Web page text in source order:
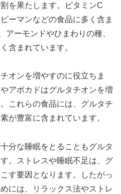
を果たします。ビタミンC
ーマンなどの食品に多く含ま
アーモンドやひまわりの種、
含まれています。
オンを増やすのに役立ちま
アボカドはグルタチオンを増
これらの食品には、グルタチ
が豊富に含まれています。
分な睡眠をとることもグルタ
。ストレスや睡眠不足は、グ
す要因となります。したがっ
には、リラックス法やストレ